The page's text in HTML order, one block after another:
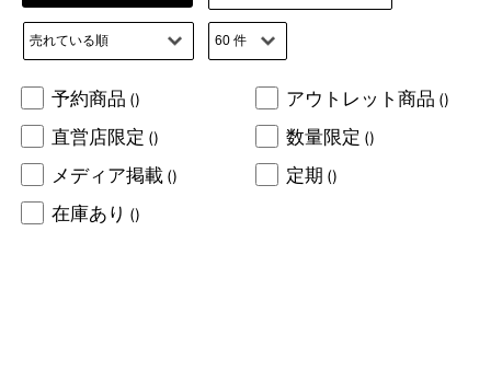
予約商品 () アウトレット商品 ()
直営店限定 () 数量限定 ()
メディア掲載 () 定期 ()
在庫あり ()